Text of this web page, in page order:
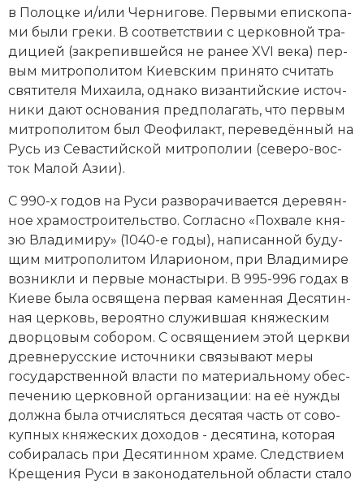
в По­лоц­ке и/или Чер­ни­го­ве. Пер­вы­ми епи­ско­па­
ми бы­ли гре­ки. В со­от­вет­ст­вии с цер­ков­ной тра­
ди­ци­ей (за­кре­пив­шей­ся не ра­нее XVI века) пер­
вым ми­тро­по­ли­том Ки­ев­ским при­ня­то счи­тать
святителя Ми­хаи­ла, од­на­ко ви­зантийские ис­точ­
ни­ки да­ют ос­но­ва­ния пред­по­ла­гать, что пер­вым
ми­тро­по­ли­том был Фео­фи­лакт, пе­ре­ве­дён­ный на
Русь из Се­ва­стий­ской ми­тро­по­лии (се­ве­ро-вос­
ток Ма­лой Азии).
С 990-х годов на Ру­си раз­во­ра­чи­ва­ет­ся де­ре­вян­
ное хра­мо­строи­тель­ст­во. Со­глас­но «По­хва­ле кня­
зю Вла­ди­ми­ру» (1040-е годы), на­пи­сан­ной бу­ду­
щим митрополитом Ила­рио­ном, при Вла­ди­ми­ре
воз­ник­ли и пер­вые мо­на­сты­ри. В 995-996 годах в
Кие­ве бы­ла ос­вя­ще­на пер­вая ка­мен­ная Де­ся­тин­
ная цер­ковь, ве­ро­ят­но слу­жив­шая кня­же­ским
двор­цо­вым со­бо­ром. С ос­вя­ще­ни­ем этой церк­ви
древнерусские ис­точ­ни­ки свя­зы­ва­ют ме­ры
государственной вла­сти по ма­те­ри­аль­но­му обес­
пе­че­нию цер­ков­ной ор­га­ни­за­ции: на её ну­ж­ды
долж­на бы­ла от­чис­лять­ся де­ся­тая часть от со­во­
куп­ных кня­же­ских до­хо­дов - де­ся­ти­на, ко­то­рая
со­би­ра­лась при Де­ся­тин­ном хра­ме. След­ст­ви­ем
Крещения Руси в за­ко­но­да­тель­ной об­лас­ти ста­ло